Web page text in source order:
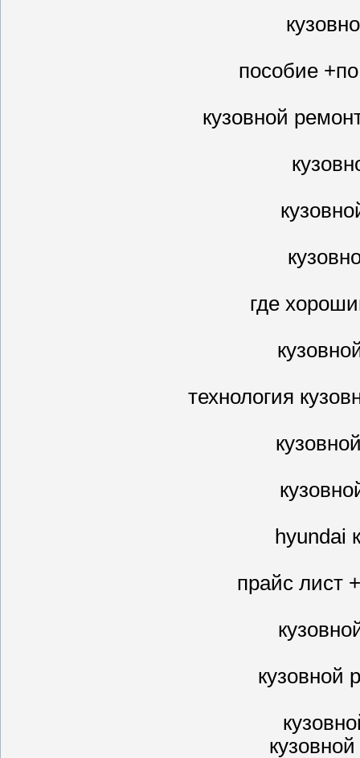
пособие
кузовной
где
технология
hyundai
прайс лист
кузовной